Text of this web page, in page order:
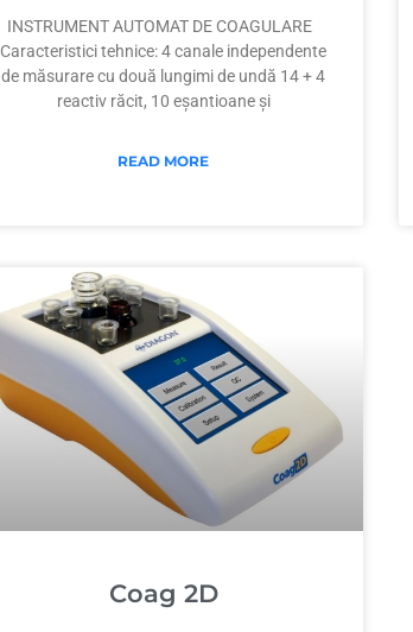
INSTRUMENT AUTOMAT DE COAGULARE
Caracteristici tehnice: 4 canale independente
de măsurare cu două lungimi de undă 14 + 4
reactiv răcit, 10 eșantioane și
READ MORE
Coag 2D